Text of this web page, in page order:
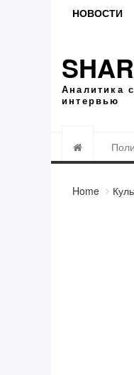
НОВОСТИ
Аналитика
интервью
Home